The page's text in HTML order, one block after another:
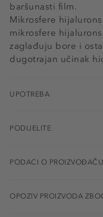
baršunasti film.
Mikrosfere
mikrosfere
zaglađuju bore i
dugotrajan učinak
UPOTREBA
PODIJELITE
PODACI O PROIZVOĐAČU
OPOZIV PROIZVODA